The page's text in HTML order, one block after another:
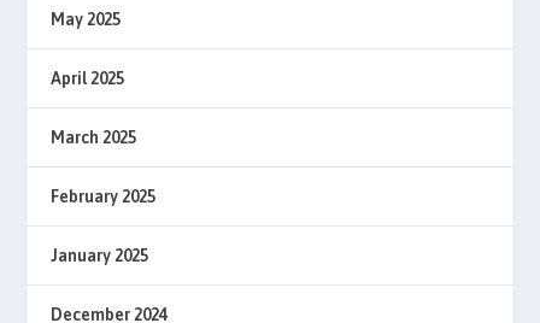
May 2025
April 2025
March 2025
February 2025
January 2025
December 2024